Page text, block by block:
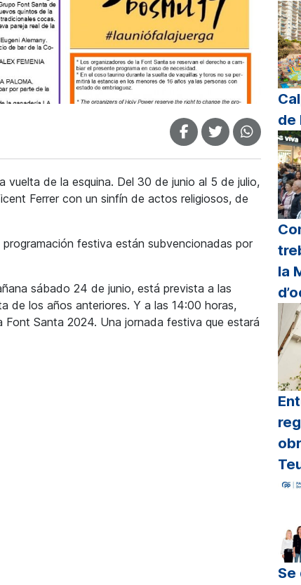
de la esquina. Del 30 de junio al 5 de julio,
Ferrer con un sinfín de actos religiosos, de
festiva están subvencionadas por
sábado 24 de junio, está prevista a las
de los años anteriores. Y a las 14:00 horas,
Santa 2024. Una jornada festiva que estará
de
la
Se